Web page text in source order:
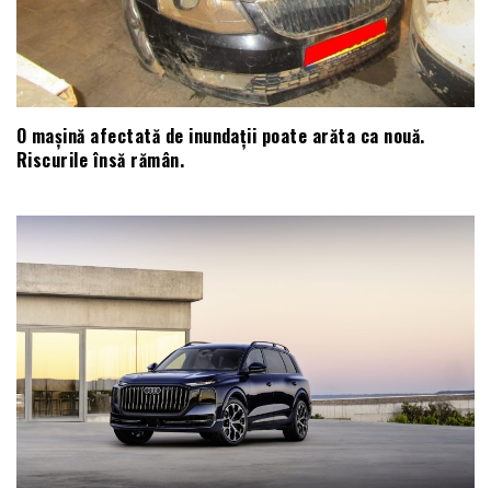
O mașină afectată de inundații poate arăta ca nouă.
Riscurile însă rămân.